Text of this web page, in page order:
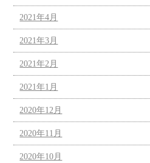
2021年4月
2021年3月
2021年2月
2021年1月
2020年12月
2020年11月
2020年10月